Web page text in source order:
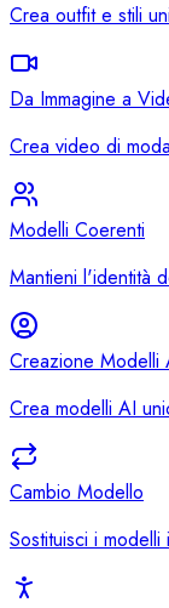
Crea outfit e stili
Da Immagine a
Crea video di
Modelli Coerenti
Mantieni l'identità
Creazione Modelli
Crea modelli AI
Cambio Modello
Sostituisci i